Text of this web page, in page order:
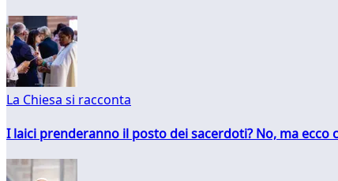
La Chiesa si racconta
I laici prenderanno il posto dei sacerdoti? No, ma